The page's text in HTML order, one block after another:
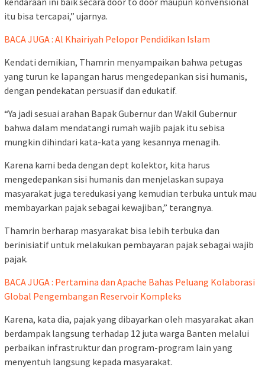
itu bisa tercapai,” ujarnya.
BACA JUGA : Al Khairiyah Pelopor Pendidikan Islam
Kendati demikian, Thamrin menyampaikan bahwa petugas
yang turun ke lapangan harus mengedepankan sisi humanis,
dengan pendekatan persuasif dan edukatif.
“Ya jadi sesuai arahan Bapak Gubernur dan Wakil Gubernur
bahwa dalam mendatangi rumah wajib pajak itu sebisa
mungkin dihindari kata-kata yang kesannya menagih.
Karena kami beda dengan dept kolektor, kita harus
mengedepankan sisi humanis dan menjelaskan supaya
masyarakat juga teredukasi yang kemudian terbuka untuk mau
membayarkan pajak sebagai kewajiban,” terangnya.
Thamrin berharap masyarakat bisa lebih terbuka dan
berinisiatif untuk melakukan pembayaran pajak sebagai wajib
pajak.
BACA JUGA : Pertamina dan Apache Bahas Peluang Kolaborasi
Global Pengembangan Reservoir Kompleks
Karena, kata dia, pajak yang dibayarkan oleh masyarakat akan
berdampak langsung terhadap 12 juta warga Banten melalui
perbaikan infrastruktur dan program-program lain yang
menyentuh langsung kepada masyarakat.